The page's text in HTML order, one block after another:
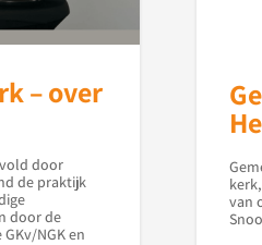
– over
door
de praktijk
door de
NGK en
van